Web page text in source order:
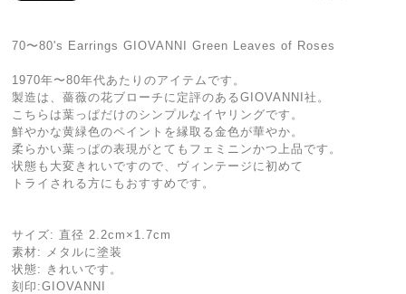
70〜80's Earrings GIOVANNI Green Leaves of Roses
1970年〜80年代あたりのアイテムです。
製造は、薔薇の花ブローチに定評のあるGIOVANNI社。
こちらは葉っぱだけのシンプルなイヤリングです。
鮮やかな黄緑色のペイントを縁取る金色が華やか。
柔らかい葉っぱの表現がとてもフェミニンかつ上品です。
状態も大変きれいですので、ヴィンテージに初めて
トライされる方にもおすすめです。
サイズ: 直径 2.2cm×1.7cm
素材: メタルに塗装
状態: きれいです。
刻印:GIOVANNI